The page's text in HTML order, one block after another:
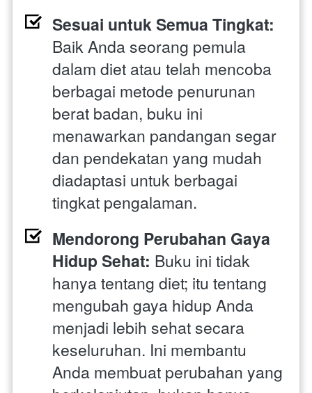
Baik Anda seorang pemula
dalam diet atau telah mencoba
berbagai metode penurunan
berat badan, buku ini
menawarkan pandangan segar
dan pendekatan yang mudah
diadaptasi untuk berbagai
tingkat pengalaman.
Mendorong Perubahan Gaya
Hidup Sehat: Buku ini tidak
hanya tentang diet; itu tentang
mengubah gaya hidup Anda
menjadi lebih sehat secara
keseluruhan. Ini membantu
Anda membuat perubahan yang